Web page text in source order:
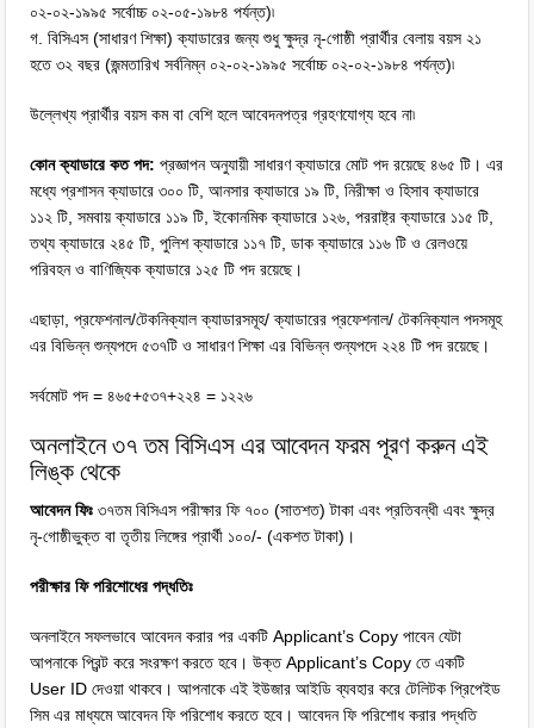
০২-০২-১৯৯৫ সর্বোচ্চ ০২-০৫-১৯৮৪ পর্যন্ত)৷
গ. বিসিএস (সাধারণ শিক্ষা) ক্যাডারের জন্য শুধু ক্ষুদ্র নৃ-গোষ্ঠী প্রার্থীর বেলায় বয়স ২১
হতে ৩২ বছর (জন্মতারিখ সর্বনিম্ন ০২-০২-১৯৯৫ সর্বোচ্চ ০২-০২-১৯৮৪ পর্যন্ত)৷
উল্লেখ্য প্রার্থীর বয়স কম বা বেশি হলে আবেদনপত্র গ্রহণযোগ্য হবে না৷
কোন ক্যাডারে কত পদ: প্রজ্ঞাপন অনুযায়ী সাধারণ ক্যাডারে মোট পদ রয়েছে ৪৬৫ টি। এর
মধ্যে প্রশাসন ক্যাডারে ৩০০ টি, আনসার ক্যাডারে ১৯ টি, নিরীক্ষা ও হিসাব ক্যাডারে
১১২ টি, সমবায় ক্যাডারে ১১৯ টি, ইকোনমিক ক্যাডারে ১২৬, পররাষ্ট্র ক্যাডারে ১১৫ টি,
তথ্য ক্যাডারে ২৪৫ টি, পুলিশ ক্যাডারে ১১৭ টি, ডাক ক্যাডারে ১১৬ টি ও রেলওয়ে
পরিবহন ও বাণিজ্যিক ক্যাডারে ১২৫ টি পদ রয়েছে।
এছাড়া, প্রফেশনাল/টেকনিক্যাল ক্যাডারসমূহ/ ক্যাডারের প্রফেশনাল/ টেকনিক্যাল পদসমূহ
এর বিভিন্ন শুন্যপদে ৫৩৭টি ও সাধারণ শিক্ষা এর বিভিন্ন শুন্যপদে ২২৪ টি পদ রয়েছে।
সর্বমোট পদ = ৪৬৫+৫৩৭+২২৪ = ১২২৬
অনলাইনে ৩৭ তম বিসিএস এর আবেদন ফরম পূরণ করুনএই
লিঙ্কথেকে
আবেদন ফিঃ ৩৭তম বিসিএস পরীক্ষার ফি ৭০০ (সাতশত) টাকা এবং প্রতিবন্ধী এবং ক্ষুদ্র
নৃ-গোষ্ঠীভুক্ত বা তৃতীয় লিঙ্গের প্রার্থী ১০০/- (একশত টাকা)।
পরীক্ষার ফি পরিশোধের পদ্ধতিঃ
অনলাইনে সফলভাবে আবেদন করার পর একটি Applicant’s Copy পাবেন যেটা
আপনাকে প্রিন্ট করে সংরক্ষণ করতে হবে। উক্ত Applicant’s Copy তে একটি
User ID দেওয়া থাকবে। আপনাকে এই ইউজার আইডি ব্যবহার করে টেলিটক প্রিপেইড
সিম এর মাধ্যমে আবেদন ফি পরিশোধ করতে হবে। আবেদন ফি পরিশোধ করার পদ্ধতি